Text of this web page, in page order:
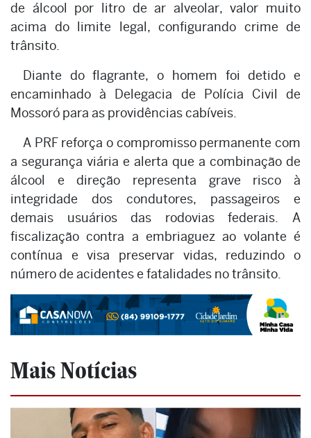
de álcool por litro de ar alveolar, valor muito
acima do limite legal, configurando crime de
trânsito.
Diante do flagrante, o homem foi detido e
encaminhado à Delegacia de Polícia Civil de
Mossoró para as providências cabíveis.
A PRF reforça o compromisso permanente com
a segurança viária e alerta que a combinação de
álcool e direção representa grave risco à
integridade dos condutores, passageiros e
demais usuários das rodovias federais. A
fiscalização contra a embriaguez ao volante é
contínua e visa preservar vidas, reduzindo o
número de acidentes e fatalidades no trânsito.
Mais Notícias